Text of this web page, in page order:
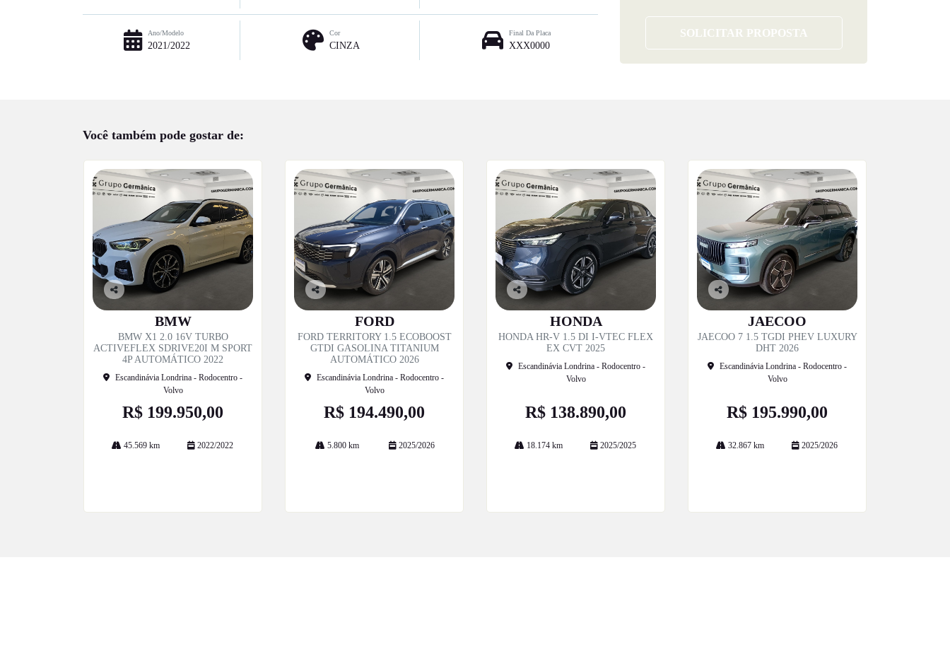
SOLICITAR PROPOSTA
Ano/Modelo
2021/2022
Cor
CINZA
Final Da Placa
XXX0000
Você também pode gostar de:
Co
BMW
BMW X1 2.0 16V TURBO
ACTIVEFLEX SDRIVE20I M SPORT
4P AUTOMÁTICO 2022
Escandinávia Londrina - Rodocentro -
Volvo
R$ 199.950,00
45.569 km 2022/2022
Co
he
FORD
FORD TERRITORY 1.5 ECOBOOST
GTDI GASOLINA TITANIUM
AUTOMÁTICO 2026
Escandinávia Londrina - Rodocentro -
Volvo
R$ 194.490,00
5.800 km 2025/2026
Co
he
HONDA
HONDA HR-V 1.5 DI I-VTEC FLEX
EX CVT 2025
Escandinávia Londrina - Rodocentro -
Volvo
R$ 138.890,00
18.174 km 2025/2025
Co
he
JAECOO
JAECOO 7 1.5 TGDI PHEV LUXURY
DHT 2026
Escandinávia Londrina - Rodocentro -
Volvo
R$ 195.990,00
32.867 km 2025/2026